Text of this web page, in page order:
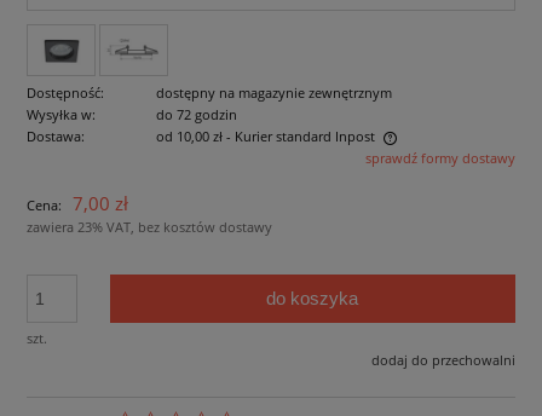
Dostępność:
dostępny na magazynie zewnętrznym
Wysyłka w:
do 72 godzin
Dostawa:
od 10,00 zł - Kurier standard Inpost
Cena nie zawiera ewentualnych kosztów płatnościsprawdź formy dostawy
Cena: 7,00 zł
zawiera 23% VAT, bez kosztów dostawy
szt.
do koszyka
dodaj do przechowalni